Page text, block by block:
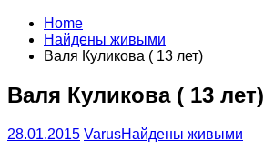
Home
Найдены живыми
Валя Куликова ( 13 лет)
Валя Куликова ( 13 лет)
28.01.2015 VarusНайдены живыми